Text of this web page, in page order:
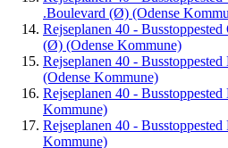
.Boulevard (Ø) (Odense
Rejseplanen 40 -
(Ø) (Odense Kommune)
Rejseplanen 40 -
(Odense Kommune)
Rejseplanen 40 -
Kommune)
Rejseplanen 40 -
Kommune)